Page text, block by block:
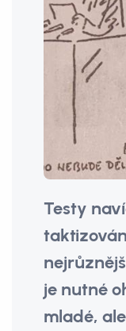
Testy
je nutné
mladé,